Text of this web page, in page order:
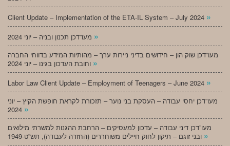
Client Update – Implementation of the ETA-IL System – July 2024 »
»
מעו”דכן שוק הון – חידושים בדיני ניירות ערך – מהותיות המידע בדווחי החברה
»
Labor Law Client Update – Employment of Teenagers – June 2024 »
מעו”דכן יחסי עבודה – העסקת בני נוער – תזכורת לקראת חופשת הקיץ – יוני
»
מעו”דכן דיני עבודה – עדכון למעסיקים – הרחבת ההגנות למשרתי מילואים
»